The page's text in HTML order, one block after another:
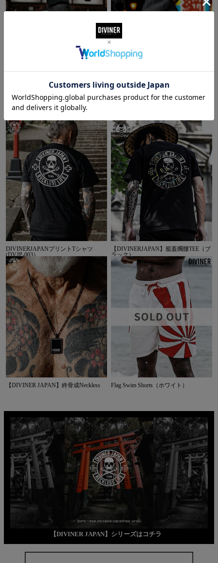
Just Ink’ｄ Hoodie(オフホワイト/ホワイ
DIVINERJAPANプリントTシャツ
(DVJP-003）
【DIVINERJAPAN】籠蓋髑髏TEE（ブ
ラック）
【DIVINER JAPAN】終骨成Neckless Flag Swim Shorts（ホワイト）
【DIVINER JAPAN】シリーズはコチラ